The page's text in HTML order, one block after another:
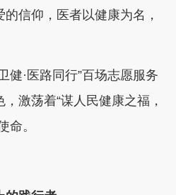
信仰，医者以健康为名，
·医路同行”百场志愿服务
激荡着“谋人民健康之福，
命。